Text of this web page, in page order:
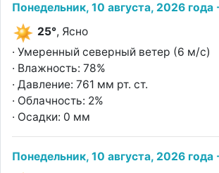
Понедельник, 10 августа, 2026 года
25°, Ясно
· Умеренный северный ветер (6 м/с)
· Влажность: 78%
· Давление: 761 мм рт. ст.
· Облачность: 2%
· Осадки: 0 мм
Понедельник, 10 августа, 2026 года